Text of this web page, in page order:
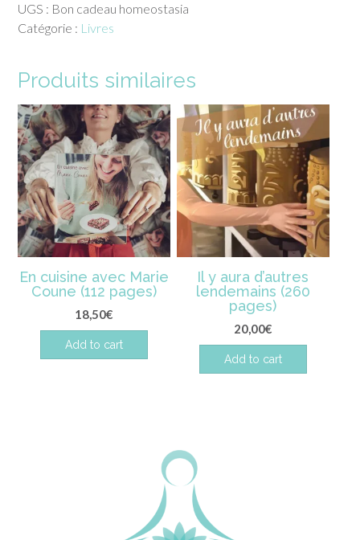
UGS : Bon cadeau homeostasia
Catégorie : Livres
Produits similaires
En cuisine avec Marie
Coune (112 pages)
18,50€
Add to cart
Il y aura d’autres
lendemains (260
pages)
20,00€
Add to cart